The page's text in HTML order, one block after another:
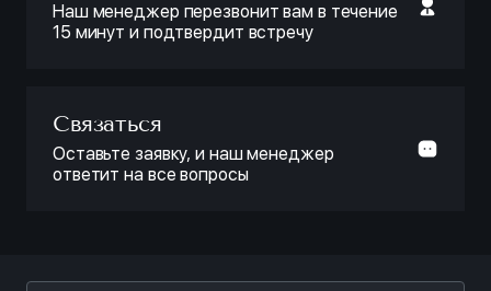
Наш менеджер перезвонит вам в течение
15 минут и подтвердит встречу
Связаться
Оставьте заявку, и наш менеджер
ответит на все вопросы